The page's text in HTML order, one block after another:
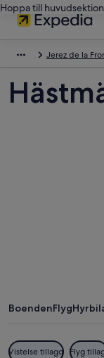
Hoppa till
Jerez de la
BoendenFlyg
Vistelse tillagd Flyg